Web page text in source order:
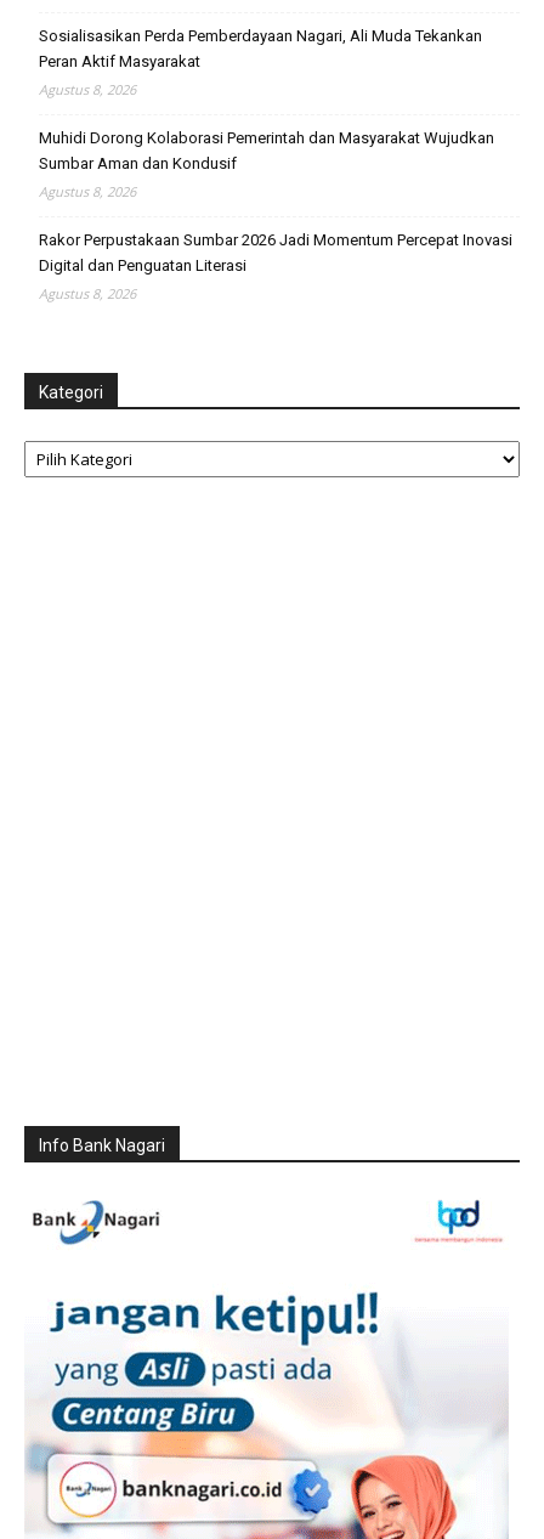
Sosialisasikan Perda Pemberdayaan Nagari, Ali Muda Tekankan
Peran Aktif Masyarakat
Agustus 8, 2026
Muhidi Dorong Kolaborasi Pemerintah dan Masyarakat Wujudkan
Sumbar Aman dan Kondusif
Agustus 8, 2026
Rakor Perpustakaan Sumbar 2026 Jadi Momentum Percepat Inovasi
Digital dan Penguatan Literasi
Agustus 8, 2026
Kategori
Kategori
Info Bank Nagari